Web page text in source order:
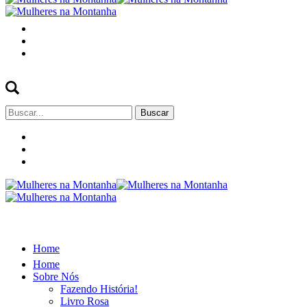
Buscar
por:
Home
Home
Sobre Nós
Fazendo História!
Livro Rosa